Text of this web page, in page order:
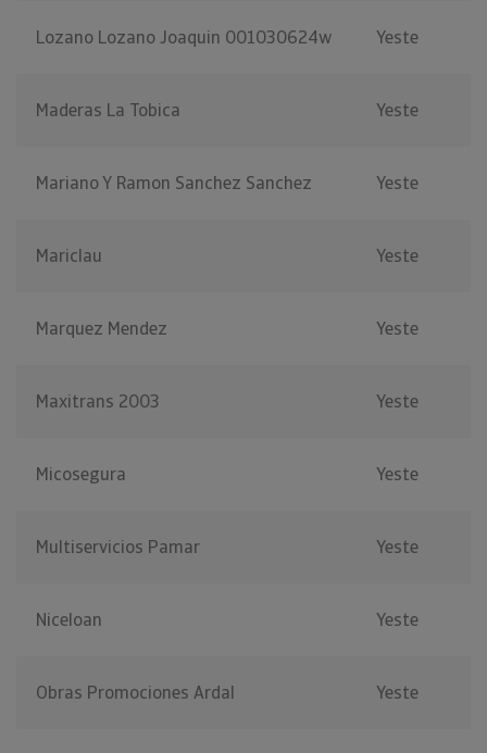
Lozano Lozano Joaquin 001030624w Yeste
Maderas La Tobica Yeste
Mariano Y Ramon Sanchez Sanchez Yeste
Mariclau Yeste
Marquez Mendez Yeste
Maxitrans 2003 Yeste
Micosegura Yeste
Multiservicios Pamar Yeste
Niceloan Yeste
Obras Promociones Ardal Yeste